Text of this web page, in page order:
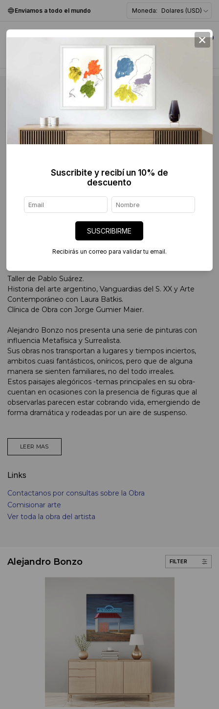
Enviamos a todo el mundo Moneda: Dolares (USD)
0
Alejandro Bonzo
Taller de Pablo Suárez.
Historia del arte argentino, Vanguardias del S. XX y Arte
Contemporáneo con Laura Batkis.
Clínica de Obra con Jorge Gumier Maier.
Alejandro Bonzo nos presenta una serie de pinturas con
influencia Metafísica y Surrealista.
Sus obras nos transportan a lugares y tiempos inciertos,
ambitos cuasi fantásticos, oníricos, pero que de alguna
manera se sienten familiares, no del todo irreales.
Estos paisajes alegóricos -temas principales en su obra-
cuentan en ocasiones con la presencia de figuras que al
observarlas parecen estar cobrando vida, emergiendo de
forma dramática y rodeadas por un aire de suspenso.
LEER MAS
Links
Contactanos por consultas sobre la Obra
Comisionar arte
Ver toda la obra del artista
Alejandro Bonzo FILTER
×
Suscribite y recibí un 10% de
descuento
SUSCRIBIRME
Recibirás un correo para validar tu email.